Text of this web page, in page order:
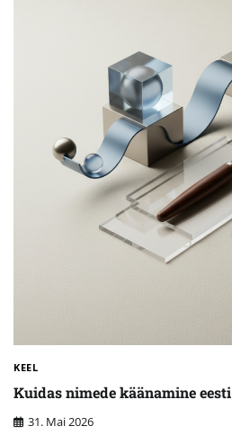
KEEL
Kuidas nimede käänamine
31. Mai 2026